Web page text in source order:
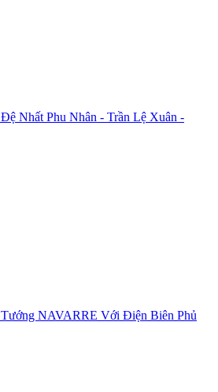
Đệ Nhất Phu Nhân - Trần Lệ Xuân -
Tướng NAVARRE Với Điện Biên Phủ